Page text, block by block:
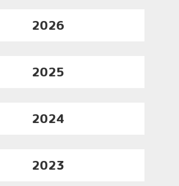
2026
2025
2024
2023